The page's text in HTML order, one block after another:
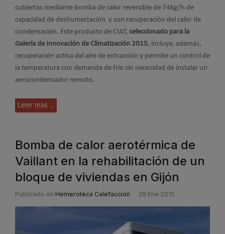
cubiertas mediante bomba de calor reversible de 74kg/h de
capacidad de deshumectación y con recuperación del calor de
condensación. Este producto de CIAT, seleccionado para la
Galería de Innovación de Climatización 2015, incluye, además,
recuperación activa del aire de extracción y permite un control de
la temperatura con demanda de frío sin necesidad de instalar un
aerocondensador remoto.
Leer más ...
Bomba de calor aerotérmica de
Vaillant en la rehabilitación de un
bloque de viviendas en Gijón
Publicado en Hemeroteca Calefacción 28 Ene 2015